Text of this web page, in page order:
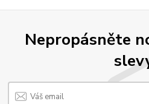
Nepropásněte